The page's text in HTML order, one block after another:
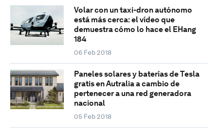
Volar con un taxi-dron autónomo
está más cerca: el vídeo que
demuestra cómo lo hace el EHang
184
06 Feb 2018
Paneles solares y baterías de Tesla
gratis en Autralia a cambio de
pertenecer a una red generadora
nacional
05 Feb 2018